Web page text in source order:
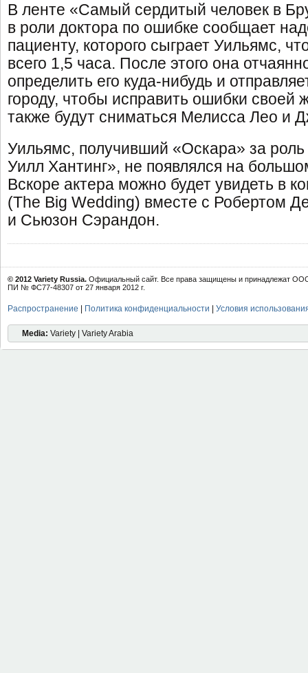
В ленте «Самый сердитый человек в
в роли доктора по ошибке сообщает
пациенту, которого сыграет Уильямс,
всего 1,5 часа. После этого она
определить его куда-нибудь и
городу, чтобы исправить ошибки
также будут сниматься Мелисса Лео и
Уильямс, получивший «Оскара» за
Уилл Хантинг», не появлялся на
Вскоре актера можно будет увидеть в
(The Big Wedding) вместе с Робертом
и Сьюзон Сэрандон.
© 2012 Variety Russia. Официальный сайт. Все права защищены и принадлежат
ПИ № ФС77-48307 от 27 января 2012 г.
Распространение Политика конфиденциальности Условия
Media: Variety | Variety Arabia